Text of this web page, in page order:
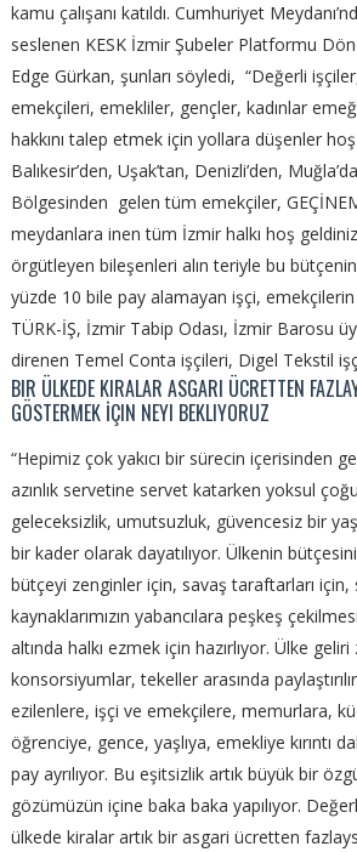
kamu çalışanı katıldı. Cumhuriyet
seslenen KESK İzmir Şubeler Platformu
Edge Gürkan, şunları söyledi, “Değerli
emekçileri, emekliler, gençler, kadınlar
hakkını talep etmek için yollara düşenler
Balıkesir’den, Uşak’tan, Denizli’den,
Bölgesinden gelen tüm emekçiler,
meydanlara inen tüm İzmir halkı hoş
örgütleyen bileşenleri alın teriyle bu bütçenin
yüzde 10 bile pay alamayan işçi,
TÜRK-İŞ, İzmir Tabip Odası, İzmir Barosu
direnen Temel Conta işçileri, Digel Tekstil
BIR ÜLKEDE KIRALAR ASGARI ÜCRETTEN
GÖSTERMEK İÇIN NEYI BEKLIYORUZ
“Hepimiz çok yakıcı bir sürecin içerisinden
azınlık servetine servet katarken yoksul
geleceksizlik, umutsuzluk, güvencesiz bir
bir kader olarak dayatılıyor. Ülkenin
bütçeyi zenginler için, savaş taraftarları için,
kaynaklarımızın yabancılara peşkeş
altında halkı ezmek için hazırlıyor. Ülke
konsorsiyumlar, tekeller arasında
ezilenlere, işçi ve emekçilere, memurlara,
öğrenciye, gence, yaşlıya, emekliye kırıntı
pay ayrılıyor. Bu eşitsizlik artık büyük bir
gözümüzün içine baka baka yapılıyor.
ülkede kiralar artık bir asgari ücretten